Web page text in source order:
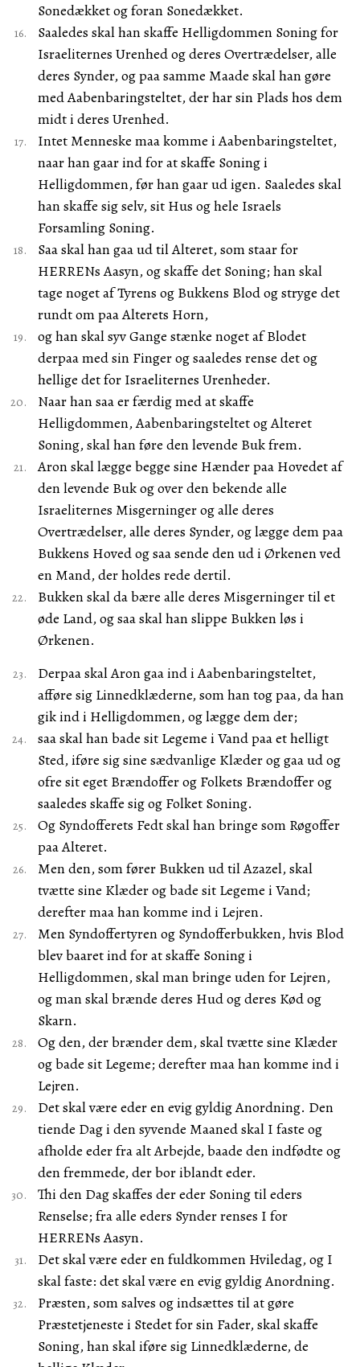
Sonedækket og foran Sonedækket.
Saaledes skal han skaffe Helligdommen Soning for
Israeliternes Urenhed og deres Overtrædelser, alle
deres Synder, og paa samme Maade skal han gøre
med Aabenbaringsteltet, der har sin Plads hos dem
midt i deres Urenhed.
Intet Menneske maa komme i Aabenbaringsteltet,
naar han gaar ind for at skaffe Soning i
Helligdommen, før han gaar ud igen. Saaledes skal
han skaffe sig selv, sit Hus og hele Israels
Forsamling Soning.
Saa skal han gaa ud til Alteret, som staar for
HERRENs Aasyn, og skaffe det Soning; han skal
tage noget af Tyrens og Bukkens Blod og stryge det
rundt om paa Alterets Horn,
og han skal syv Gange stænke noget af Blodet
derpaa med sin Finger og saaledes rense det og
hellige det for Israeliternes Urenheder.
Naar han saa er færdig med at skaffe
Helligdommen, Aabenbaringsteltet og Alteret
Soning, skal han føre den levende Buk frem.
Aron skal lægge begge sine Hænder paa Hovedet af
den levende Buk og over den bekende alle
Israeliternes Misgerninger og alle deres
Overtrædelser, alle deres Synder, og lægge dem paa
Bukkens Hoved og saa sende den ud i Ørkenen ved
en Mand, der holdes rede dertil.
Bukken skal da bære alle deres Misgerninger til et
øde Land, og saa skal han slippe Bukken løs i
Ørkenen.
Derpaa skal Aron gaa ind i Aabenbaringsteltet,
afføre sig Linnedklæderne, som han tog paa, da han
gik ind i Helligdommen, og lægge dem der;
saa skal han bade sit Legeme i Vand paa et helligt
Sted, iføre sig sine sædvanlige Klæder og gaa ud og
ofre sit eget Brændoffer og Folkets Brændoffer og
saaledes skaffe sig og Folket Soning.
Og Syndofferets Fedt skal han bringe som Røgoffer
paa Alteret.
Men den, som fører Bukken ud til Azazel, skal
tvætte sine Klæder og bade sit Legeme i Vand;
derefter maa han komme ind i Lejren.
Men Syndoffertyren og Syndofferbukken, hvis Blod
blev baaret ind for at skaffe Soning i
Helligdommen, skal man bringe uden for Lejren,
og man skal brænde deres Hud og deres Kød og
Skarn.
Og den, der brænder dem, skal tvætte sine Klæder
og bade sit Legeme; derefter maa han komme ind i
Lejren.
Det skal være eder en evig gyldig Anordning. Den
tiende Dag i den syvende Maaned skal I faste og
afholde eder fra alt Arbejde, baade den indfødte og
den fremmede, der bor iblandt eder.
Thi den Dag skaffes der eder Soning til eders
Renselse; fra alle eders Synder renses I for
HERRENs Aasyn.
Det skal være eder en fuldkommen Hviledag, og I
skal faste: det skal være en evig gyldig Anordning.
Præsten, som salves og indsættes til at gøre
Præstetjeneste i Stedet for sin Fader, skal skaffe
Soning, han skal iføre sig Linnedklæderne, de